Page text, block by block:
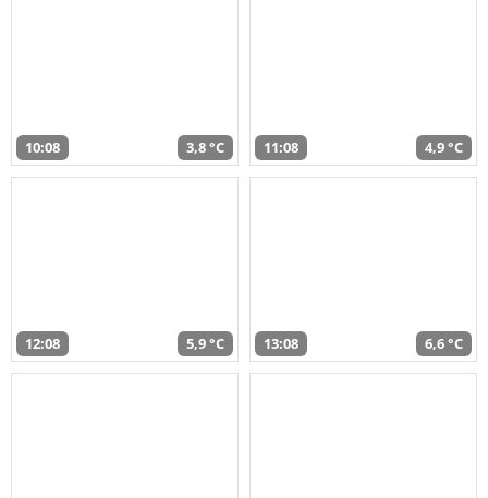
10:08 3,8 °C 11:08 4,9 °C
12:08 5,9 °C 13:08 6,6 °C